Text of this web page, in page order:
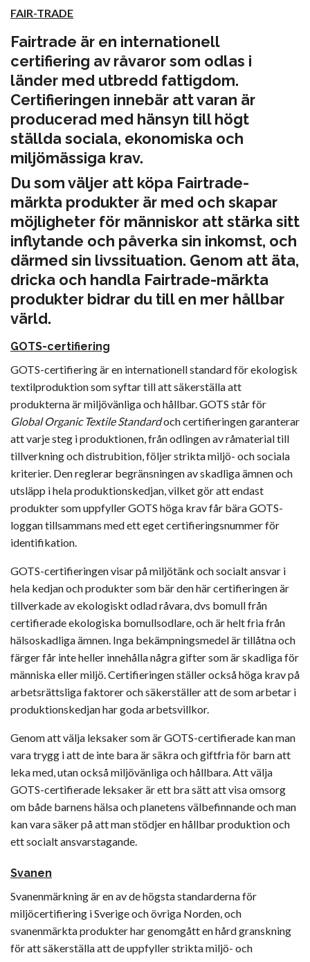
FAIR-TRADE
Fairtrade är en internationell
certifiering av råvaror som odlas i
länder med utbredd fattigdom.
Certifieringen innebär att varan är
producerad med hänsyn till högt
ställda sociala, ekonomiska och
miljömässiga krav.
Du som väljer att köpa Fairtrade-
märkta produkter är med och skapar
möjligheter för människor att stärka sitt
inflytande och påverka sin inkomst, och
därmed sin livssituation. Genom att äta,
dricka och handla Fairtrade-märkta
produkter bidrar du till en mer hållbar
värld.
GOTS-certifiering
GOTS-certifiering är en internationell standard för ekologisk
textilproduktion som syftar till att säkerställa att
produkterna är miljövänliga och hållbar. GOTS står för
Global Organic Textile Standardoch certifieringen garanterar
att varje steg i produktionen, från odlingen av råmaterial till
tillverkning och distrubition, följer strikta miljö- och sociala
kriterier. Den reglerar begränsningen av skadliga ämnen och
utsläpp i hela produktionskedjan, vilket gör att endast
produkter som uppfyller GOTS höga krav får bära GOTS-
loggan tillsammans med ett eget certifieringsnummer för
identifikation.
GOTS-certifieringen visar på miljötänk och socialt ansvar i
hela kedjan och produkter som bär den här certifieringen är
tillverkade av ekologiskt odlad råvara, dvs bomull från
certifierade ekologiska bomullsodlare, och är helt fria från
hälsoskadliga ämnen. Inga bekämpningsmedel är tillåtna och
färger får inte heller innehålla några gifter som är skadliga för
människa eller miljö. Certifieringen ställer också höga krav på
arbetsrättsliga faktorer och säkerställer att de som arbetar i
produktionskedjan har goda arbetsvillkor.
Genom att välja leksaker som är GOTS-certifierade kan man
vara trygg i att de inte bara är säkra och giftfria för barn att
leka med, utan också miljövänliga och hållbara. Att välja
GOTS-certifierade leksaker är ett bra sätt att visa omsorg
om både barnens hälsa och planetens välbefinnande och man
kan vara säker på att man stödjer en hållbar produktion och
ett socialt ansvarstagande.
Svanen
Svanenmärkning är en av de högsta standarderna för
miljöcertifiering i Sverige och övriga Norden, och
svanenmärkta produkter har genomgått en hård granskning
för att säkerställa att de uppfyller strikta miljö- och